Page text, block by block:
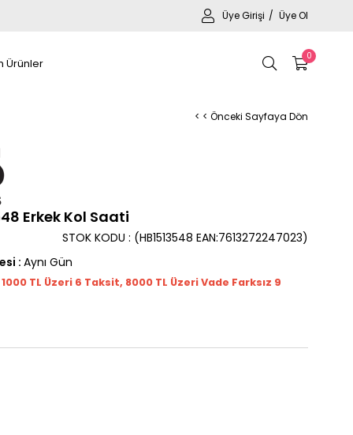
Üye Girişi Üye Ol
0
Ürünler
< < Önceki Sayfaya Dön
Erkek Kol Saati
(HB1513548 EAN:7613272247023)
STOK KODU
: Aynı Gün
TL Üzeri 6 Taksit, 8000 TL Üzeri Vade Farksız 9